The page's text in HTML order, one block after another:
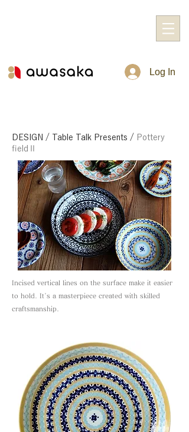
Log In
DESIGN / Table Talk Presents / Pottery
fieldⅡ
Incised vertical lines on the surface make it easier
to hold. It's a masterpiece created with skilled
craftsmanship.